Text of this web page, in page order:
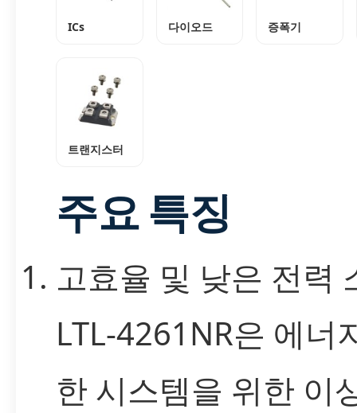
ICs 다이오드 증폭기
트랜지스터
주요 특징
고효율 및 낮은 전력
LTL-4261NR은 에너
한 시스템을 위한 이